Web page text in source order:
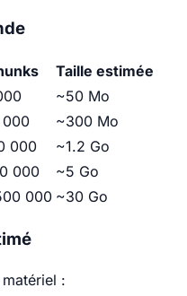
Taille estimée
~50 Mo
~300 Mo
000
~1.2 Go
000
~5 Go
000 ~30 Go
: